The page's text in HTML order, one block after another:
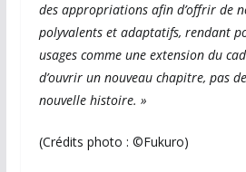
des appropriations afin d’offrir de
polyvalents et adaptatifs, rendant
usages comme une extension du
d’ouvrir un nouveau chapitre, pas
nouvelle histoire. »
(Crédits photo : ©Fukuro)